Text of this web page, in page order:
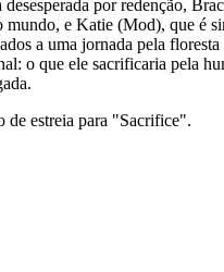
por redenção,
mundo, e Katie (Mod), que é
a uma jornada pela
o que ele sacrificaria pela
de estreia para "Sacrifice".